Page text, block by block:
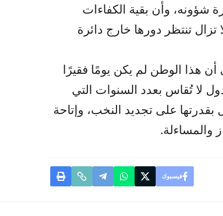
شؤونه، وأن بقية الكفاءات
تزال تنتظر دورها خارج دائرة
أن هذا الوطن لم يكن يومًا فقيرًا
لا تُقاس بعدد السنوات التي
على تجديد النخب، وإتاحة
والمساءلة.
فيسبوك